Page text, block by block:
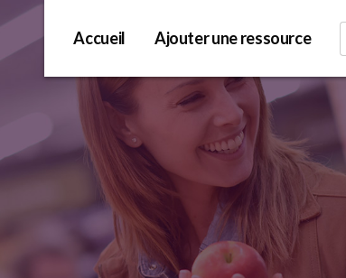
Accueil Ajouter une ressource